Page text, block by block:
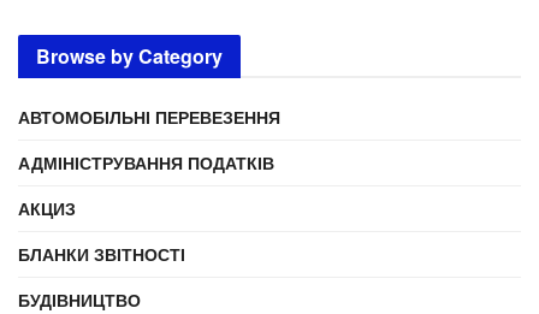
Browse by Category
АВТОМОБІЛЬНІ ПЕРЕВЕЗЕННЯ
АДМІНІСТРУВАННЯ ПОДАТКІВ
АКЦИЗ
БЛАНКИ ЗВІТНОСТІ
БУДІВНИЦТВО